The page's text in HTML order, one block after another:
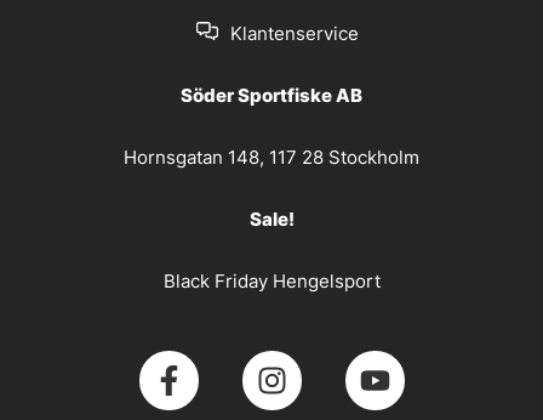
Klantenservice
Söder Sportfiske AB
Hornsgatan 148, 117 28 Stockholm
Sale!
Black Friday Hengelsport